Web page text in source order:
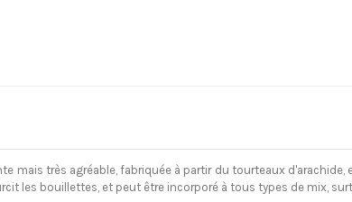
mais très agréable, fabriquée à partir du tourteaux
les bouillettes, et peut être incorporé à tous types de mix,